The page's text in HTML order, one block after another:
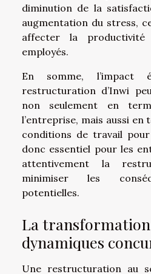
diminution de la
augmentation du stress,
affecter la
employés.
En somme, l’impact
restructuration d’Inwi
non seulement en
l’entreprise, mais aussi en
conditions de travail
donc essentiel pour les
attentivement la
minimiser les
potentielles.
La transformation
dynamiques
Une restructuration au